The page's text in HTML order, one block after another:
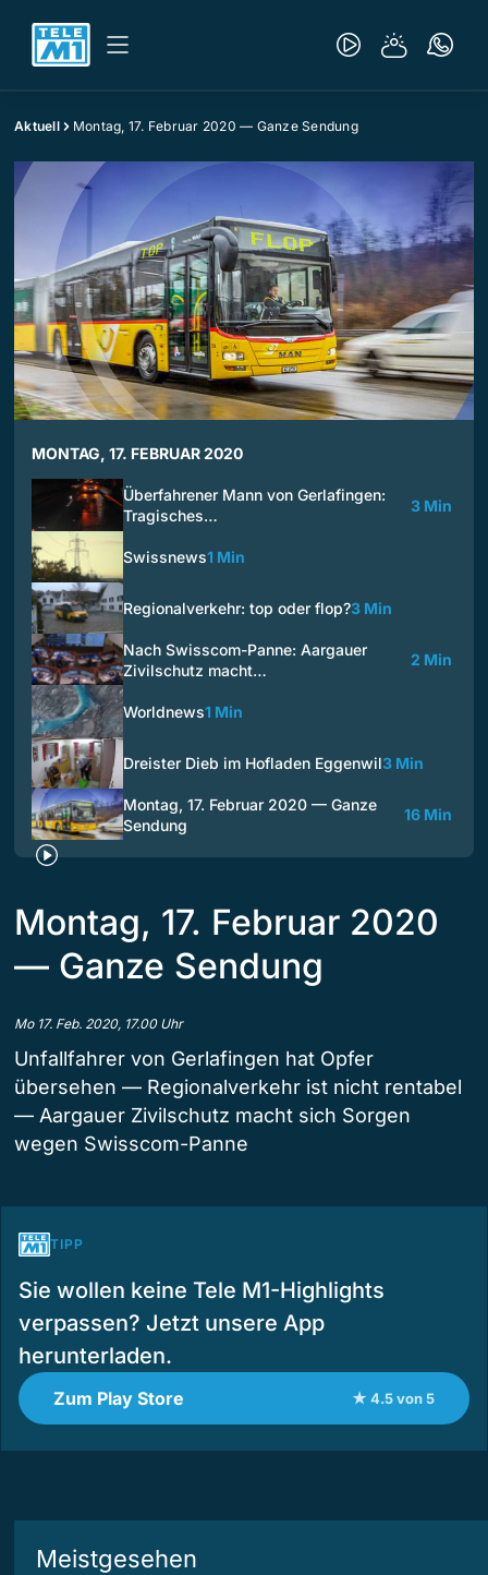
Aktuell Montag, 17. Februar 2020 — Ganze Sendung
MONTAG, 17. FEBRUAR 2020
Überfahrener Mann von Gerlafingen:
Tragisches…
3 Min
Swissnews1 Min
Regionalverkehr: top oder flop?3 Min
Nach Swisscom-Panne: Aargauer
Zivilschutz macht…
2 Min
Worldnews1 Min
Dreister Dieb im Hofladen Eggenwil3 Min
Montag, 17. Februar 2020 — Ganze
Sendung
16 Min
Montag, 17. Februar 2020
— Ganze Sendung
Mo 17. Feb. 2020, 17.00 Uhr
Unfallfahrer von Gerlafingen hat Opfer
übersehen — Regionalverkehr ist nicht rentabel
— Aargauer Zivilschutz macht sich Sorgen
wegen Swisscom-Panne
TIPP
Sie wollen keine Tele M1-Highlights
verpassen? Jetzt unsere App
herunterladen.
Zum Play Store ★ 4.5 von 5
Meistgesehen